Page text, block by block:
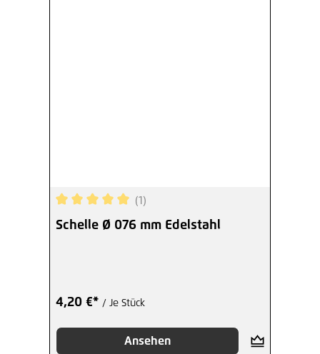
Durchschnittliche Bewertung von 5 von 5
(1)
Schelle Ø 076 mm Edelstahl
4,20 €* / Je Stück
Ansehen